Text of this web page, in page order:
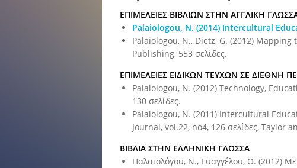
ΕΠΙΜΕΛΕΙΕΣ ΒΙΒΛΙΩΝ ΣΤΗΝ ΑΓΓΛΙΚΗ
Palaiologou, N. (2014) Intercultural
Palaiologou, N., Dietz, G. (2012)
Publishing, 553 σελίδες.
ΕΠΙΜΕΛΕΙΕΣ ΕΙΔΙΚΩΝ ΤΕΥΧΩΝ ΣΕ ΔΙΕΘΝΗ
Palaiologou, N. (2012) Technology,
130 σελίδες.
Palaiologou, N. (2011) Intercultural
Journal, vol.22, no4, 126 σελίδες, Taylor
ΒΙΒΛΙΑ ΣΤΗΝ ΕΛΛΗΝΙΚΗ ΓΛΩΣΣΑ
Παλαιολόγου, Ν., Ευαγγέλου, Ο. (2012)